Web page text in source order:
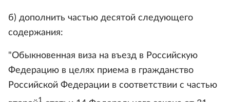
б) дополнить частью десятой следующего
содержания:
"Обыкновенная виза на въезд в Российскую
Федерацию в целях приема в гражданство
Российской Федерации в соответствии с частью
1